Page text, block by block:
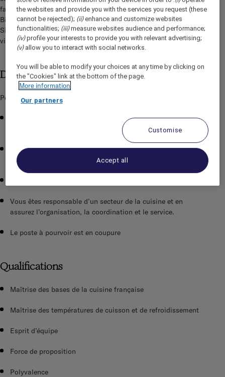
famille, entre amis, pour le loisir ou les affaires, le Sofitel
Biarritz est l'adresse idéale qui comblera les désirs de chacun.
Situé à seulement quelques pas du centre-ville de Biarritz,
vivez des expériences inédites dans cet hôtel 5 étoiles.
Description du poste
Poste à pourvoir en CDD du 01 juillet au 31 octobre 2026
Vous contribuez au bon déroulement du service et à la
qualité de la production en gérant votre partie.
Vous assurez de façon autonome la production des plats
conformément aux fiches techniques.
Vous êtes responsable d’un secteur de la cuisine et en
assurez l’organisation, la coordination et le service.
Le poste à pourvoir est en coupure
Qualifications
Maîtrise des bases de la cuisine française
Maîtrise des températures de cuisson et de refroidissement
Esprit d’équipe
Force de proposition
Polyvalence
the websites and provide you with the services you request (these
cannot be rejected); (ii)enhance and customize websites
functionalities; (iii)measure websites audience and performance;
(iv)profile your interests to provide you with relevant advertising;
(v)allow you to interact with social networks.
You will be able to modify your choices at any time by clicking on
the "Cookies" link at the bottom of the page.
More information
Our partners
Customise
Accept all